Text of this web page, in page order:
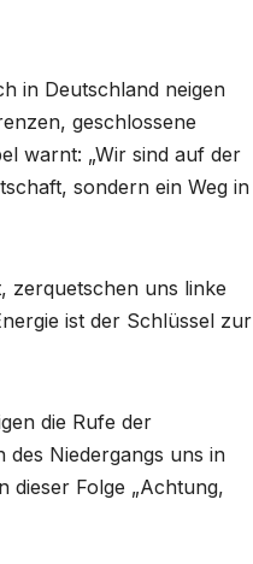
in Deutschland neigen
geschlossene
warnt: „Wir sind auf der
sondern ein Weg in
zerquetschen uns linke
ist der Schlüssel zur
die Rufe der
Niedergangs uns in
dieser Folge „Achtung,